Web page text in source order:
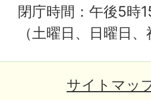
閉庁時間：午後5時
（土曜日、日曜日
サイトマッ